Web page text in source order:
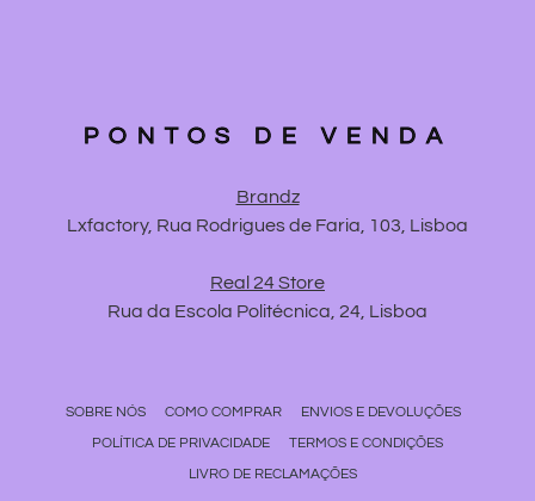
PONTOS DE VENDA
Brandz
Lxfactory, Rua Rodrigues de Faria, 103, Lisboa
Real 24 Store
Rua da Escola Politécnica, 24, Lisboa
SOBRE NÓS COMO COMPRAR
ENVIOS E DEVOLUÇÕES
POLÍTICA DE PRIVACIDADE
TERMOS E CONDIÇÕES
LIVRO DE RECLAMAÇÕES